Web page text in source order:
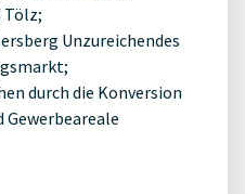
Tölz;
Unzureichendes
durch die Konversion